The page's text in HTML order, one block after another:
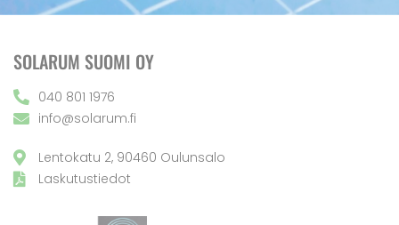
SOLARUM SUOMI OY
040 801 1976
info@solarum.fi
Lentokatu 2, 90460 Oulunsalo
Laskutustiedot